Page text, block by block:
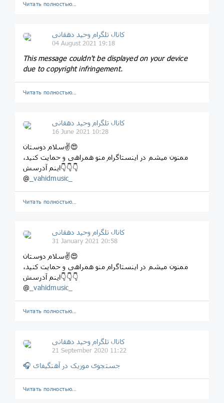
Читать полностью…
کانال تلگرام وحید دهقانی
04 August 2021 19:18
This message couldn't be displayed on your device
due to copyright infringement.
Читать полностью…
کانال تلگرام وحید دهقانی
16 June 2021 10:28
سلام دوستان✌😍
ممنون میشم در اینستاگرام منو همراهی و حمایت کنید،
اینم آدرسش👇👇👇
@ _vahidmusic_
Читать полностью…
کانال تلگرام وحید دهقانی
31 January 2021 20:58
سلام دوستان✌😍
ممنون میشم در اینستاگرام منو همراهی و حمایت کنید،
اینم آدرسش👇👇👇
@ _vahidmusic_
Читать полностью…
کانال تلگرام وحید دهقانی
21 September 2020 11:22
🎧 جستجوی موزیک در آهنگیفای
Читать полностью…